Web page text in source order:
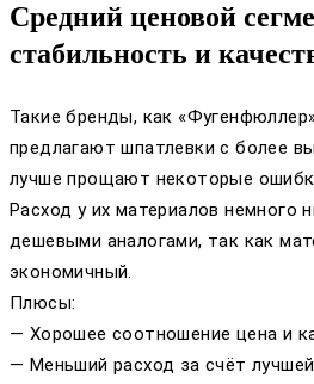
Средний ценовой
стабильность и
Такие бренды, как
предлагают шпатлевки с более
лучше прощают некоторые
Расход у их материалов немного
дешевыми аналогами, так как
экономичный.
Плюсы:
— Хорошее соотношение цена и
— Меньший расход за счёт